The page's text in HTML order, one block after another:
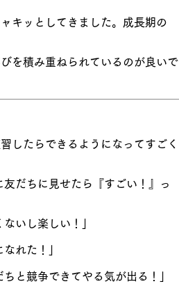
キッとしてきました。成長期の
を積み重ねられているのが良いで
したらできるようになってすごく
だちに見せたら『すごい！』っ
いし楽しい！」
れた！」
と競争できてやる気が出る！」